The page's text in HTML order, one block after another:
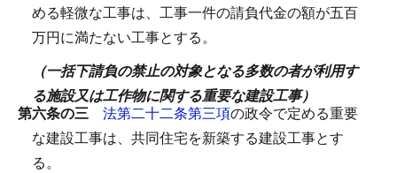
める軽微な工事は、工事一件の請負代金の額が五百
万円に満たない工事とする。
（一括下請負の禁止の対象となる多数の者が利用す
る施設又は工作物に関する重要な建設工事）
第六条の三 法第二十二条第三項の政令で定める重要
な建設工事は、共同住宅を新築する建設工事とす
る。